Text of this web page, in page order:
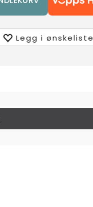
Legg i ønskeliste